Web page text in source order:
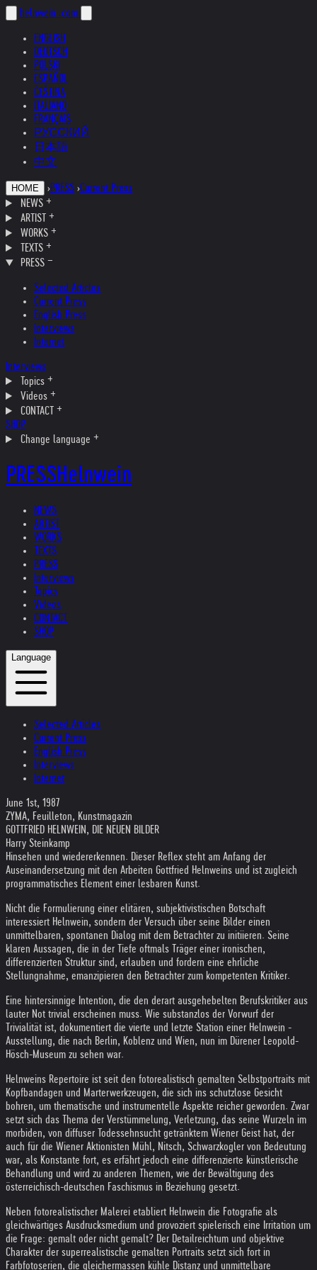
helnwein .com
ENGLISH
DEUTSCH
POLSKI
ESPAÑOL
ČEŠTINA
ITALIANO
FRANÇAIS
РУССКИЙ
日本語
中文
HOME ›PRESS ›Current Press
NEWS
ARTIST
WORKS
TEXTS
PRESS
Selected Articles
Current Press
English Press
Interviews
Internet
Interviews
Topics
Videos
CONTACT
SHOP
Change language
PRESSHelnwein
NEWS
ARTIST
WORKS
TEXTS
PRESS
Interviews
Topics
Videos
CONTACT
SHOP
Language
Selected Articles
Current Press
English Press
Interviews
Internet
June 1st, 1987
ZYMA, Feuilleton, Kunstmagazin
GOTTFRIED HELNWEIN, DIE NEUEN BILDER
Harry Steinkamp
Hinsehen und wiedererkennen. Dieser Reflex steht am Anfang der
Auseinandersetzung mit den Arbeiten Gottfried Helnweins und ist zugleich
programmatisches Element einer lesbaren Kunst.
Nicht die Formulierung einer elitären, subjektivistischen Botschaft
interessiert Helnwein, sondern der Versuch über seine Bilder einen
unmittelbaren, spontanen Dialog mit dem Betrachter zu initiieren. Seine
klaren Aussagen, die in der Tiefe oftmals Träger einer ironischen,
differenzierten Struktur sind, erlauben und fordern eine ehrliche
Stellungnahme, emanzipieren den Betrachter zum kompetenten Kritiker.
Eine hintersinnige Intention, die den derart ausgehebelten Berufskritiker aus
lauter Not trivial erscheinen muss. Wie substanzlos der Vorwurf der
Trivialität ist, dokumentiert die vierte und letzte Station einer Helnwein -
Ausstellung, die nach Berlin, Koblenz und Wien, nun im Dürener Leopold-
Hösch-Museum zu sehen war.
Helnweins Repertoire ist seit den fotorealistisch gemalten Selbstportraits mit
Kopfbandagen und Marterwerkzeugen, die sich ins schutzlose Gesicht
bohren, um thematische und instrumentelle Aspekte reicher geworden. Zwar
setzt sich das Thema der Verstümmelung, Verletzung, das seine Wurzeln im
morbiden, von diffuser Todessehnsucht getränktem Wiener Geist hat, der
auch für die Wiener Aktionisten Mühl, Nitsch, Schwarzkogler von Bedeutung
war, als Konstante fort, es erfährt jedoch eine differenzierte künstlerische
Behandlung und wird zu anderen Themen, wie der Bewältigung des
österreichisch-deutschen Faschismus in Beziehung gesetzt.
Neben fotorealistischer Malerei etabliert Helnwein die Fotografie als
gleichwärtiges Ausdrucksmedium und provoziert spielerisch eine Irritation um
die Frage: gemalt oder nicht gemalt? Der Detailreichtum und objektive
Charakter der superrealistische gemalten Portraits setzt sich fort in
Farbfotoserien, die gleichermassen kühle Distanz und unmittelbare